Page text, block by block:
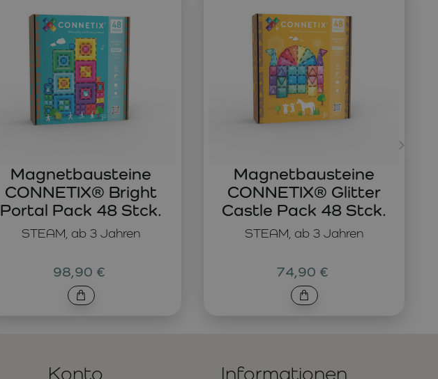
STEAM, ab 3 Jahren
Magnetbausteine
CONNETIX® Bright
Portal Pack 48 Stck.
98,90 €
STEAM, ab 3 Jahren
Magnetbausteine
CONNETIX® Glitter
Castle Pack 48 Stck.
74,90 €
Konto Informationen